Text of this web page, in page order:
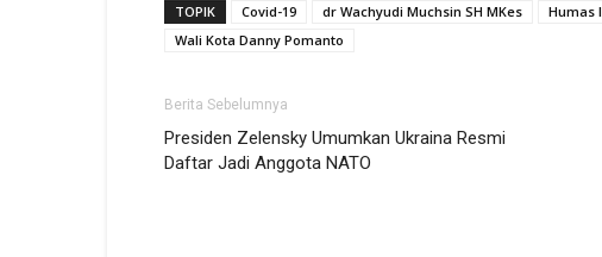
TOPIK Covid-19 dr Wachyudi Muchsin SH MKes Humas
Wali Kota Danny Pomanto
Berita Sebelumnya
Presiden Zelensky Umumkan Ukraina Resmi
Daftar Jadi Anggota NATO